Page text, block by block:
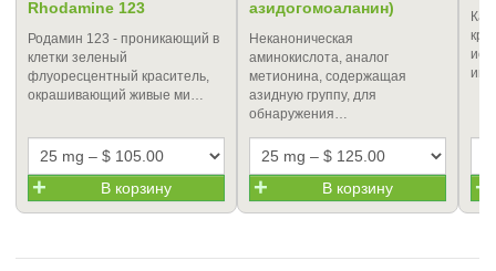
Rhodamine 123
Родамин 123 - проникающий в
клетки зеленый
флуоресцентный краситель,
окрашивающий живые ми…
В корзину
азидогомоаланин)
Неканоническая
аминокислота, аналог
метионина, содержащая
азидную группу, для
обнаружения…
В корзину